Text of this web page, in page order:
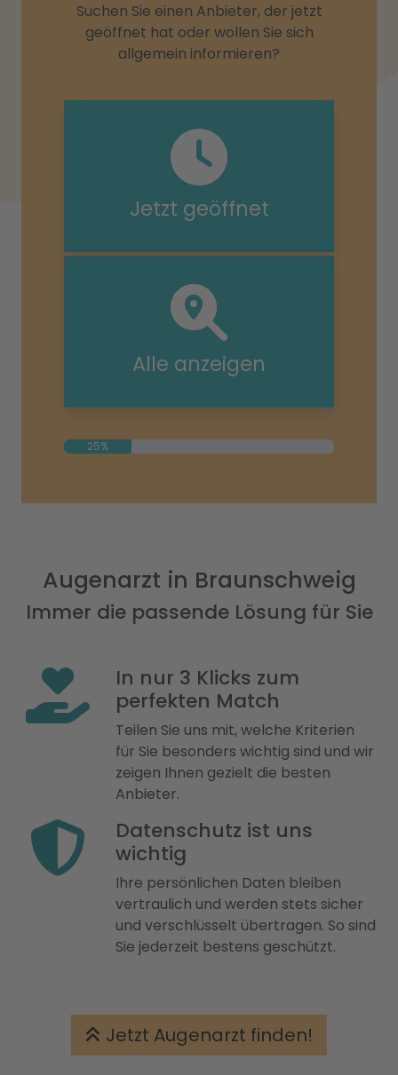
Suchen Sie einen Anbieter, der jetzt
geöffnet hat oder wollen Sie sich
allgemein informieren?
Jetzt geöffnet
Alle anzeigen
25%
Augenarzt in Braunschweig
Immer die passende Lösung für Sie
In nur 3 Klicks zum
perfekten Match
Teilen Sie uns mit, welche Kriterien
für Sie besonders wichtig sind und wir
zeigen Ihnen gezielt die besten
Anbieter.
Datenschutz ist uns
wichtig
Ihre persönlichen Daten bleiben
vertraulich und werden stets sicher
und verschlüsselt übertragen. So sind
Sie jederzeit bestens geschützt.
Jetzt Augenarzt finden!